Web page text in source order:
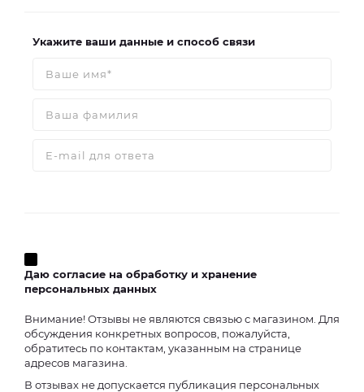
Укажите ваши данные и способ связи
Даю согласие на обработку и хранение
персональных данных
Внимание! Отзывы не являются связью с магазином. Для
обсуждения конкретных вопросов, пожалуйста,
обратитесь по контактам, указанным на странице
адресов магазина.
В отзывах не допускается публикация персональных